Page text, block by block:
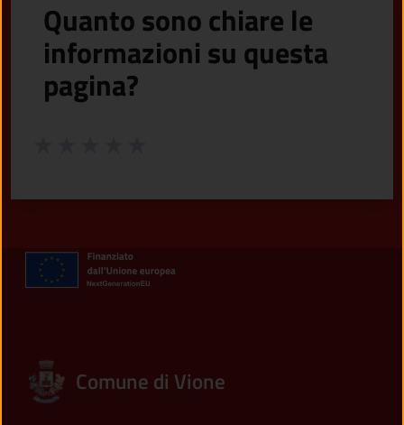
Quanto sono chiare le
informazioni su questa
pagina?
Comune di Vione